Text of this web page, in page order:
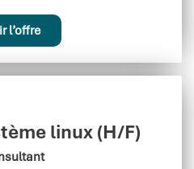
l’offre
linux (H/F)